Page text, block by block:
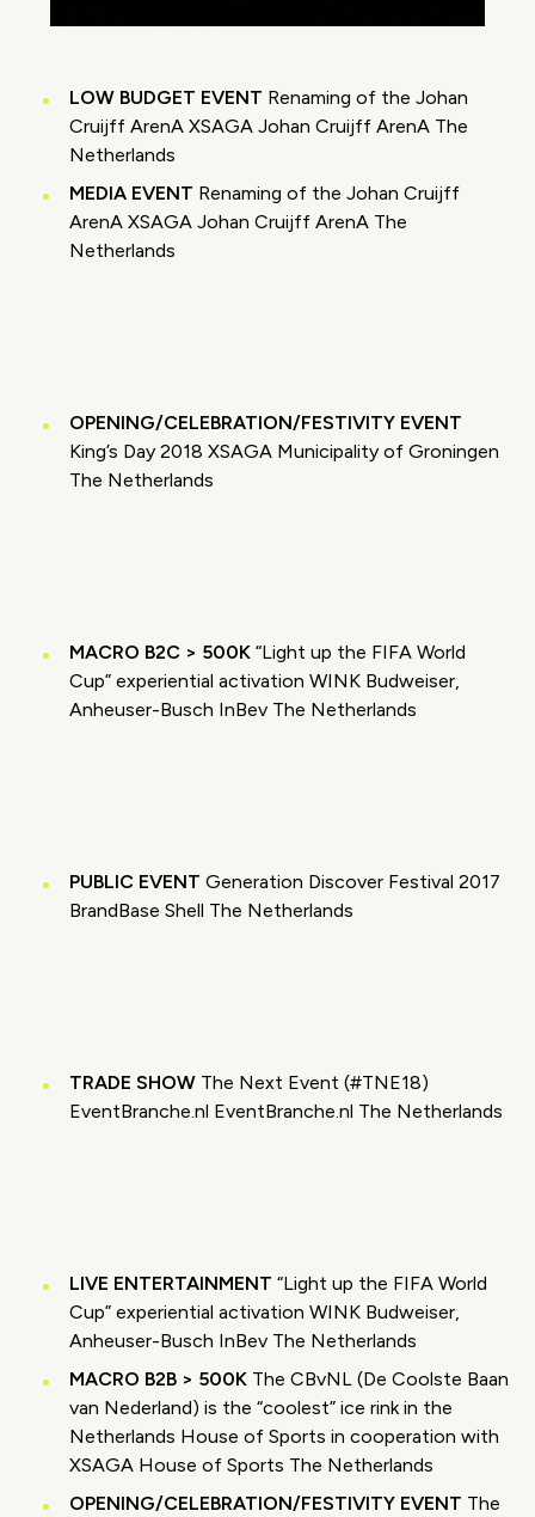
LOW BUDGET EVENT Renaming of the Johan
Cruijff ArenA XSAGA Johan Cruijff ArenA The
Netherlands
MEDIA EVENT Renaming of the Johan Cruijff
ArenA XSAGA Johan Cruijff ArenA The
Netherlands
Wijzig cookie instellingen
OPENING/CELEBRATION/FESTIVITY EVENT
King’s Day 2018 XSAGA Municipality of Groningen
The Netherlands
Wijzig cookie instellingen
MACRO B2C > 500K “Light up the FIFA World
Cup” experiential activation WINK Budweiser,
Anheuser-Busch InBev The Netherlands
Wijzig cookie instellingen
PUBLIC EVENT Generation Discover Festival 2017
BrandBase Shell The Netherlands
Wijzig cookie instellingen
TRADE SHOW The Next Event (#TNE18)
EventBranche.nl EventBranche.nl The Netherlands
Wijzig cookie instellingen
LIVE ENTERTAINMENT “Light up the FIFA World
Cup” experiential activation WINK Budweiser,
Anheuser-Busch InBev The Netherlands
MACRO B2B > 500K The CBvNL (De Coolste Baan
van Nederland) is the “coolest” ice rink in the
Netherlands House of Sports in cooperation with
XSAGA House of Sports The Netherlands
OPENING/CELEBRATION/FESTIVITY EVENT The